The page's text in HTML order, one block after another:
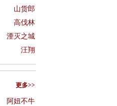
山货郎
高伐林
湮灭之城
汪翔
更多>>
阿妞不牛